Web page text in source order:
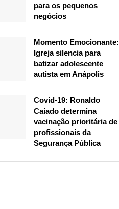
para os pequenos
negócios
Momento Emocionante:
Igreja silencia para
batizar adolescente
autista em Anápolis
Covid-19: Ronaldo
Caiado determina
vacinação prioritária de
profissionais da
Segurança Pública